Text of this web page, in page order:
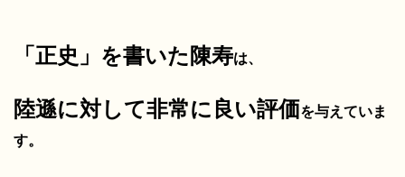
「正史」を書いた陳寿は、
陸遜に対して非常に良い評価を与えていま
す。